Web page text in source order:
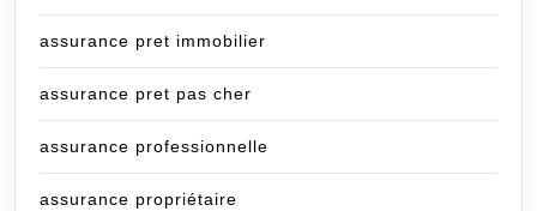
assurance pret immobilier
assurance pret pas cher
assurance professionnelle
assurance propriétaire